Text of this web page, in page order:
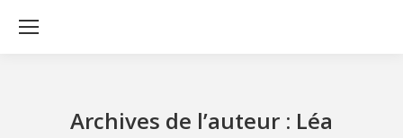
Archives de l’auteur : Léa